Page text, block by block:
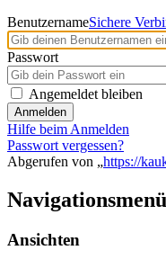
BenutzernameSichere
Passwort
Angemeldet bleiben
Anmelden
Hilfe beim Anmelden
Passwort vergessen?
Abgerufen von „https://
Navigationsmenü
Ansichten